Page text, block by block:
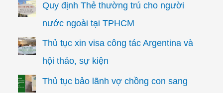
Quy định Thẻ thường trú cho người
nước ngoài tại TPHCM
Thủ tục xin visa công tác Argentina và
hội thảo, sự kiện
Thủ tục bảo lãnh vợ chồng con sang